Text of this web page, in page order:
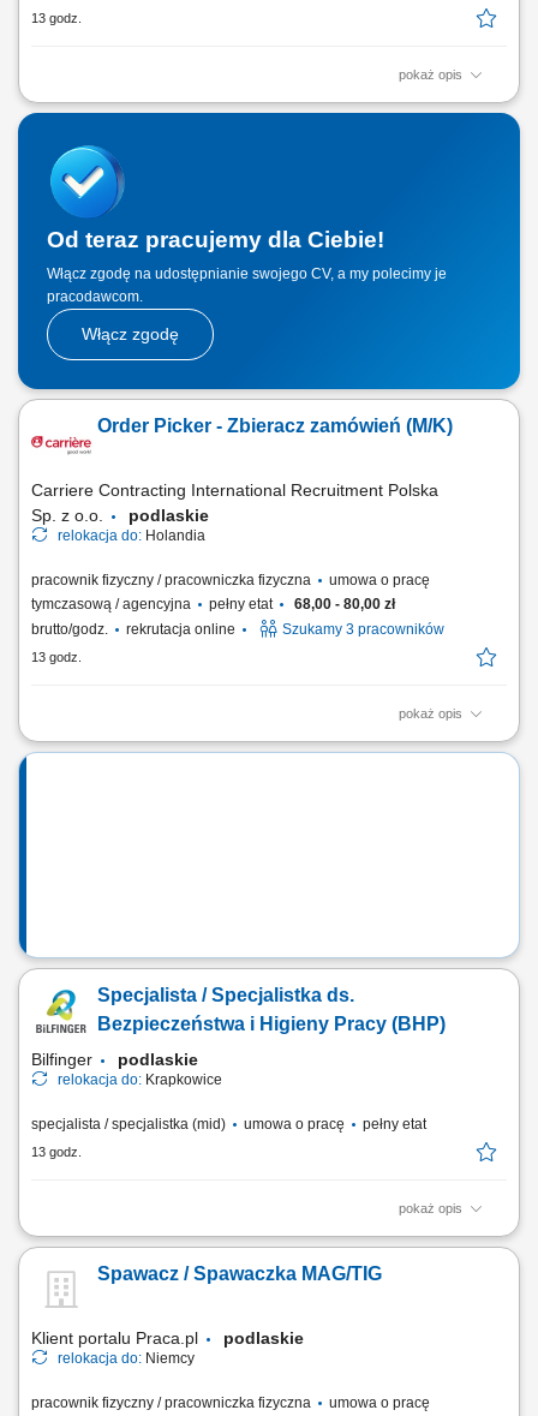
13 godz.
pokaż opis
Twój zakres obowiązków: Montaż ścian, sufitów oraz innych zabudów z
suchej zabudowy; Szpachlowanie połączeń oraz przygotowanie
powierzchni do dalszych prac wykończeniowych; Prace przy realizacji
inwestycji – budowa...
Od teraz pracujemy dla Ciebie!
Włącz zgodę na udostępnianie swojego CV, a my polecimy je
pracodawcom.
Włącz zgodę
Order Picker - Zbieracz zamówień (M/K)
Carriere Contracting International Recruitment Polska
Sp. z o.o.
podlaskie
relokacja do: Holandia
pracownik fizyczny / pracowniczka fizyczna
umowa o pracę
tymczasową / agencyjna
pełny etat
68,00 - 80,00 zł
brutto/godz.
rekrutacja online Szukamy 3 pracowników
13 godz.
pokaż opis
Chcesz zacząć pracę za granicą i szukasz stabilnego zatrudnienia w
Specjalista / Specjalistka ds.
Bezpieczeństwa i Higieny Pracy (BHP)
Bilfinger podlaskie
relokacja do: Krapkowice
specjalista / specjalistka (mid) umowa o pracę pełny etat
13 godz.
pokaż opis
Opis stanowiska Kompleksowa obsługa obszaru BHP na projektach
bezpieczeństwa pracy na budowach; Przeprowadzanie kontroli oraz
audytów BHP i raportowanie wyników; Prowadzenie dokumentacji
Spawacz / Spawaczka MAG/TIG
Klient portalu Praca.pl podlaskie
relokacja do: Niemcy
pracownik fizyczny / pracowniczka fizyczna
umowa o pracę